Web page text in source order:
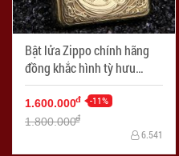
Bật lửa Zippo chính hãng
đồng khắc hình tỳ hưu
armor
1.600.000đ -11%
1.800.000đ
6.541